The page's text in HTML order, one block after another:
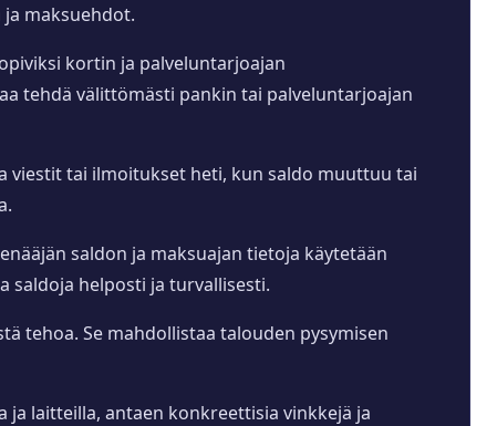
maksuehdot.
kortin ja palveluntarjoajan
tehdä välittömästi pankin tai palveluntarjoajan
viestit tai ilmoitukset heti, kun saldo muuttuu tai
saldon ja maksuajan tietoja käytetään
saldoja helposti ja turvallisesti.
tehoa. Se mahdollistaa talouden pysymisen
ja laitteilla, antaen konkreettisia vinkkejä ja